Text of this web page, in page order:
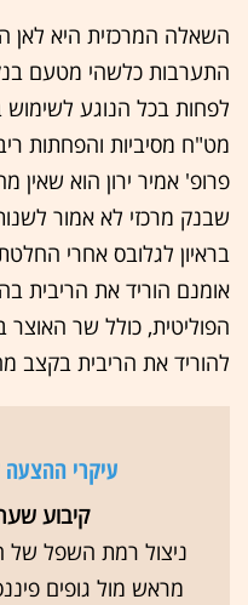
השאלה המרכזית היא לאן
התערבות כלשהי מטעם
לפחות בכל הנוגע לשימוש
מט"ח מסיביות והפחתות
פרופ' אמיר ירון הוא שאין
שבנק מרכזי לא אמור
בראיון לגלובס אחרי
אומנם הוריד את הריבית
הפוליטית, כולל שר האוצר
להוריד את הריבית בקצב
עיקרי ההצעה
קיבוע
ניצול רמת השפל של
מראש מול גופים